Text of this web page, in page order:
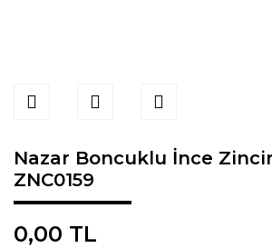
Nazar Boncuklu İnce
ZNC0159
0,00 TL